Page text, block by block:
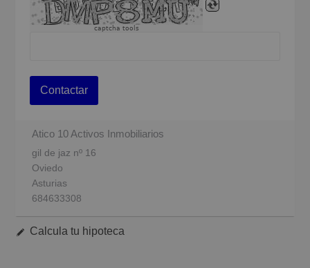
captcha tools
Contactar
Atico 10 Activos Inmobiliarios
gil de jaz nº 16
Oviedo
Asturias
684633308
Calcula tu hipoteca